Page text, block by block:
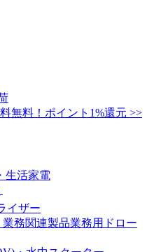
無料！ポイント1%還元 >>
生活家電
イザー
業務用ドロー